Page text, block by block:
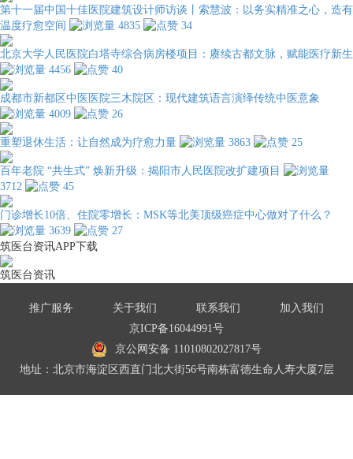
第十一届中国十佳医院建筑设计师访谈丨索慧波：以务实精准之心，造有
温度疗愈空间
4835 34
北京大学人民医院白塔寺综合病房楼项目：赓续古都文脉，赋能医疗新生
4456
40
成都市新都区中医医院三木院区：现代建筑语言演绎传统中医意象
4009
26
重塑退休生活：让自然成为疗愈力量 3863 25
百年老院 “共生式” 焕新升级：揭阳市人民医院改扩建项目
3712
45
门诊增长10倍、住院零增长：MSK等北美顶级癌症中心做对了什么？
3639
27
筑医台资讯APP下载
筑医台资讯
推广服务 关于我们 联系我们
加入我们
京ICP备16044991号
京公网安备 11010802027817号
地址：北京市海淀区西直门北大街56号南栋富德生命人寿大厦7层